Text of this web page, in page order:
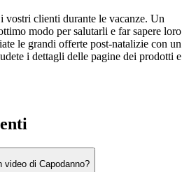
vostri clienti durante le vacanze. Un
modo per salutarli e far sapere loro
le grandi offerte post-natalizie con un
i dettagli delle pagine dei prodotti e
video di Capodanno?